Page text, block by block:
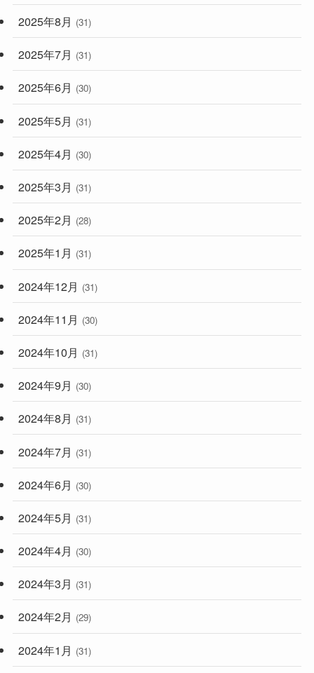
2025年8月 (31)
2025年7月 (31)
2025年6月 (30)
2025年5月 (31)
2025年4月 (30)
2025年3月 (31)
2025年2月 (28)
2025年1月 (31)
2024年12月 (31)
2024年11月 (30)
2024年10月 (31)
2024年9月 (30)
2024年8月 (31)
2024年7月 (31)
2024年6月 (30)
2024年5月 (31)
2024年4月 (30)
2024年3月 (31)
2024年2月 (29)
2024年1月 (31)